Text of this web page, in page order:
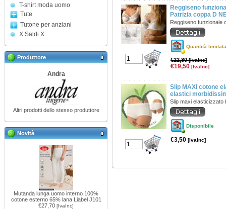
T-shirt moda uomo
Tute
Tutone per anziani
X Saldi X
Produttore
Andra
Altri prodotti dello stesso produttore
Novità
Mutanda lunga uomo interno 100%
cotone esterno 65% lana Liabel J101
€27,70 [IvaInc]
Reggiseno
Patrizia coppa D
Reggiseno funzionale
Quantità limitata
€22,80[IvaInc]
€19,50 [IvaInc]
Slip MAXI cotone
elastici
Slip maxi elasticizzato
Disponibile
€3,50 [IvaInc]